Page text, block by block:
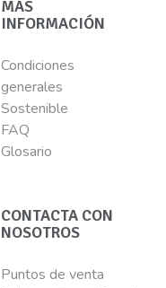
MÁS
INFORMACIÓN
Condiciones
generales
Sostenible
FAQ
Glosario
CONTACTA CON
NOSOTROS
Puntos de venta